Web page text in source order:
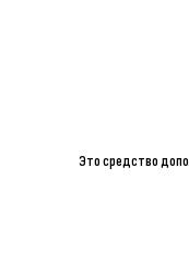
Это средство